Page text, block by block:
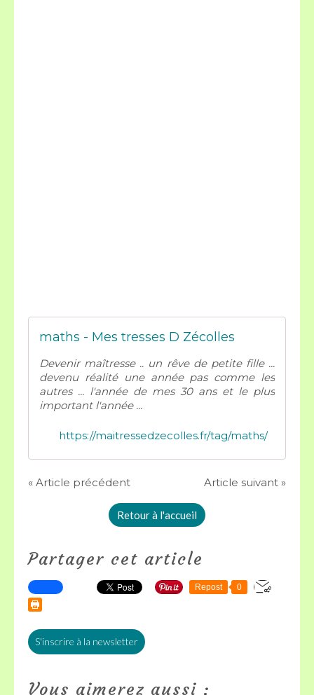
maths - Mes tresses D Zécolles
Devenir maîtresse .. un rêve de petite fille ...
devenu réalité une année pas comme les
autres ... l'année de mes 30 ans et le plus
important l'année ...
https://maitressedzecolles.fr/tag/maths/
« Article précédent Article suivant »
Retour à l'accueil
Partager cet article
Repost 0
S'inscrire à la newsletter
Vous aimerez aussi :